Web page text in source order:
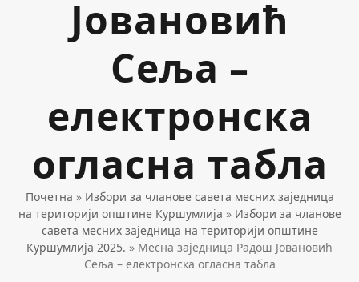
Јовановић
Сеља –
електронска
огласна табла
Почетна » Избори за чланове савета месних заједница
на територији општине Куршумлија » Избори за чланове
савета месних заједница на територији општине
Куршумлија 2025. » Месна заједница Радош Јовановић
Сеља – електронска огласна табла